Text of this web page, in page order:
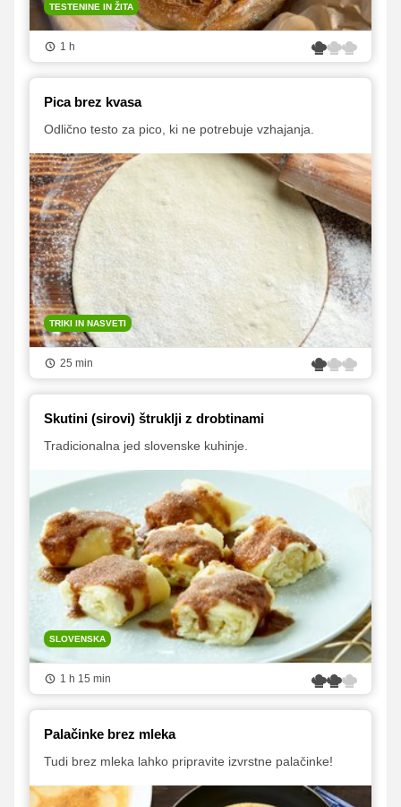
TESTENINE IN ŽITA
1 h
Pica brez kvasa
Odlično testo za pico, ki ne potrebuje vzhajanja.
TRIKI IN NASVETI
25 min
Skutini (sirovi) štruklji z drobtinami
Tradicionalna jed slovenske kuhinje.
SLOVENSKA
1 h 15 min
Palačinke brez mleka
Tudi brez mleka lahko pripravite izvrstne palačinke!